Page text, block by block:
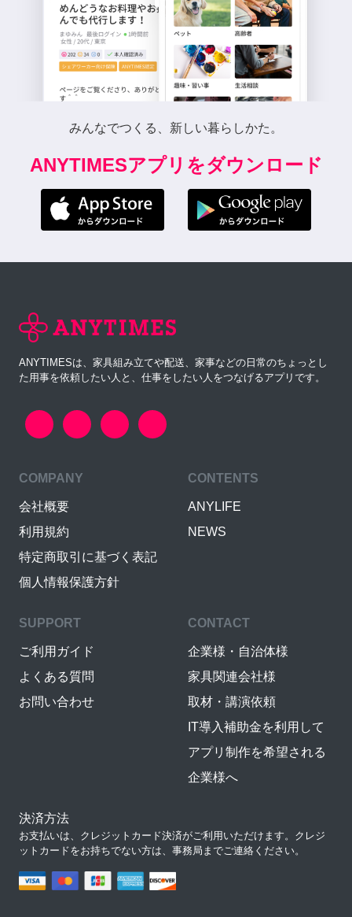
みんなでつくる、新しい暮らしかた。
ANYTIMESアプリをダウンロード
ANYTIMESは、家具組み立てや配送、家事などの日常のちょっとし
た用事を依頼したい人と、仕事をしたい人をつなげるアプリです。
COMPANY
会社概要
利用規約
特定商取引に基づく表記
個人情報保護方針
CONTENTS
ANYLIFE
NEWS
SUPPORT
ご利用ガイド
よくある質問
お問い合わせ
CONTACT
企業様・自治体様
家具関連会社様
取材・講演依頼
IT導入補助金を利用して
アプリ制作を希望される
企業様へ
決済方法
お支払いは、クレジットカード決済がご利用いただけます。クレジ
ットカードをお持ちでない方は、事務局までご連絡ください。